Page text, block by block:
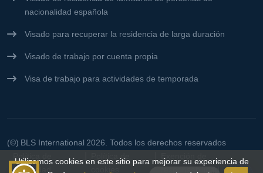
nacionalidad española
Visado para recuperar la residencia de larga duración
Visado de trabajo por cuenta propia
Visa de trabajo para actividades de temporada
(©) BLS International 2026. Todos los derechos reservados
privacidad
Utilizamos cookies en este sitio para mejorar su experiencia de